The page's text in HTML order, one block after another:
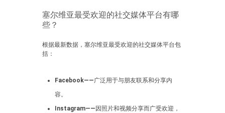
塞尔维亚最受欢迎的社交媒体平台有哪
些？
根据最新数据，塞尔维亚最受欢迎的社交媒体平台包
括：
Facebook——广泛用于与朋友联系和分享内
容。
Instagram—— 因照片和视频分享而广受欢迎，